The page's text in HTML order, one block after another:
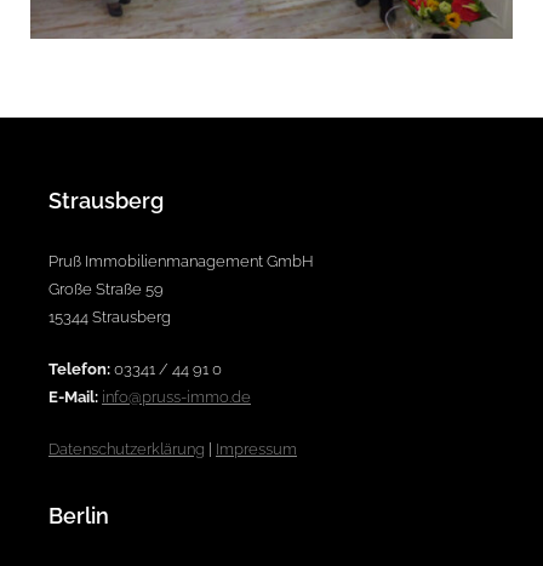
Strausberg
Pruß Immobilienmanagement GmbH
Große Straße 59
15344 Strausberg
Telefon: 03341 / 44 91 0
E-Mail: info@pruss-immo.de
Datenschutzerklärung Impressum
Berlin